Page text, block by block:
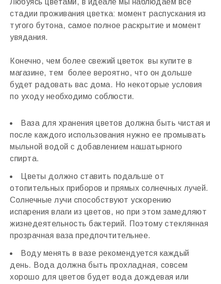
Любуясь цветами, в идеале мы наблюдаем все
стадии проживания цветка: момент распускания из
тугого бутона, самое полное раскрытие и момент
увядания.
Конечно, чем более свежий цветок вы купите в
магазине, тем более вероятно, что он дольше
будет радовать вас дома. Но некоторые условия
по уходу необходимо соблюсти.
Ваза для хранения цветов должна быть чистая и
после каждого использования нужно ее промывать
мыльной водой с добавлением нашатырного
спирта.
Цветы должно ставить подальше от
отопительных приборов и прямых солнечных лучей.
Солнечные лучи способствуют ускорению
испарения влаги из цветов, но при этом замедляют
жизнедеятельность бактерий. Поэтому стеклянная
прозрачная ваза предпочтительнее.
Воду менять в вазе рекомендуется каждый
день. Вода должна быть прохладная, совсем
хорошо для цветов будет вода дождевая или